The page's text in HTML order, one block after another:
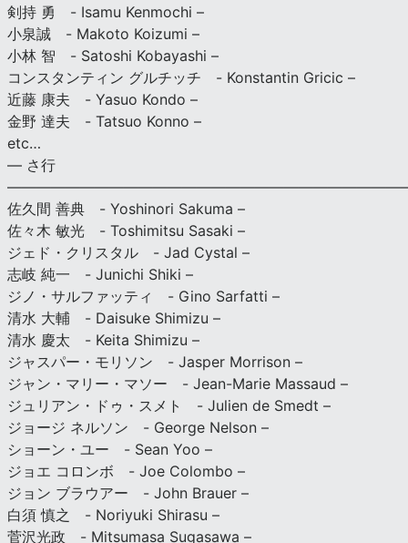
剣持 勇 - Isamu Kenmochi –
小泉誠 - Makoto Koizumi –
小林 智 - Satoshi Kobayashi –
コンスタンティン グルチッチ - Konstantin Gricic –
近藤 康夫 - Yasuo Kondo –
金野 達夫 - Tatsuo Konno –
etc…
— さ行
佐久間 善典 - Yoshinori Sakuma –
佐々木 敏光 - Toshimitsu Sasaki –
ジェド・クリスタル - Jad Cystal –
志岐 純一 - Junichi Shiki –
ジノ・サルファッティ - Gino Sarfatti –
清水 大輔 - Daisuke Shimizu –
清水 慶太 - Keita Shimizu –
ジャスパー・モリソン - Jasper Morrison –
ジャン・マリー・マソー - Jean-Marie Massaud –
ジュリアン・ドゥ・スメト - Julien de Smedt –
ジョージ ネルソン - George Nelson –
ショーン・ユー - Sean Yoo –
ジョエ コロンボ - Joe Colombo –
ジョン ブラウアー - John Brauer –
白須 慎之 - Noriyuki Shirasu –
菅沢光政 - Mitsumasa Sugasawa –